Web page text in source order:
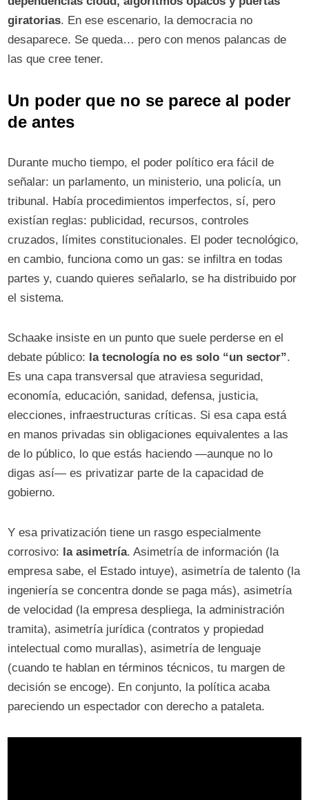
giratorias. En ese escenario, la democracia no
desaparece. Se queda… pero con menos palancas de
las que cree tener.
Un poder que no se parece al poder
de antes
Durante mucho tiempo, el poder político era fácil de
señalar: un parlamento, un ministerio, una policía, un
tribunal. Había procedimientos imperfectos, sí, pero
existían reglas: publicidad, recursos, controles
cruzados, límites constitucionales. El poder tecnológico,
en cambio, funciona como un gas: se infiltra en todas
partes y, cuando quieres señalarlo, se ha distribuido por
el sistema.
Schaake insiste en un punto que suele perderse en el
debate público: la tecnología no es solo “un sector”.
Es una capa transversal que atraviesa seguridad,
economía, educación, sanidad, defensa, justicia,
elecciones, infraestructuras críticas. Si esa capa está
en manos privadas sin obligaciones equivalentes a las
de lo público, lo que estás haciendo —aunque no lo
digas así— es privatizar parte de la capacidad de
gobierno.
Y esa privatización tiene un rasgo especialmente
corrosivo: la asimetría. Asimetría de información (la
empresa sabe, el Estado intuye), asimetría de talento (la
ingeniería se concentra donde se paga más), asimetría
de velocidad (la empresa despliega, la administración
tramita), asimetría jurídica (contratos y propiedad
intelectual como murallas), asimetría de lenguaje
(cuando te hablan en términos técnicos, tu margen de
decisión se encoge). En conjunto, la política acaba
pareciendo un espectador con derecho a pataleta.